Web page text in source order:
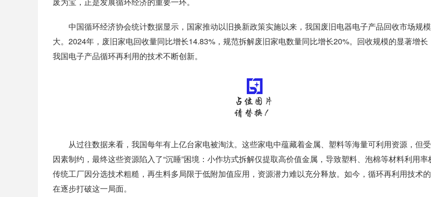
中国循环经济协会统计数据显示，国家推动以旧换新政策实施以来，我国废旧电器电子产品回收市场规
大。2024年，废旧家电回收量同比增长14.83%，规范拆解废旧家电数量同比增长20%。回收规模的显著增长
我国电子产品循环再利用的技术不断创新。
从过往数据来看，我国每年有上亿台家电被淘汰。这些家电中蕴藏着金属、塑料等海量可利用资源，但
因素制约，最终这些资源陷入了“沉睡”困境：小作坊式拆解仅提取高价值金属，导致塑料、泡棉等材料利用率
传统工厂因分选技术粗糙，再生料多局限于低附加值应用，资源潜力难以充分释放。如今，循环再利用技术
在逐步打破这一局面。